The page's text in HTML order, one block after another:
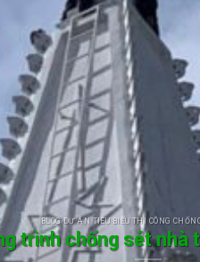
BLOG DỰ ÁN TIÊU BIỂU THI CÔNG
trình chống sét nhà